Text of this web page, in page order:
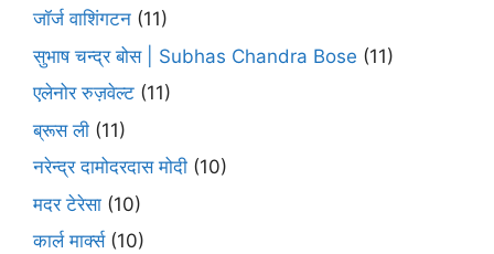
जॉर्ज वाशिंगटन (11)
सुभाष चन्द्र बोस | Subhas Chandra Bose (11)
एलेनोर रुज़वेल्ट (11)
ब्रूस ली (11)
नरेन्द्र दामोदरदास मोदी (10)
मदर टेरेसा (10)
कार्ल मार्क्स(10)